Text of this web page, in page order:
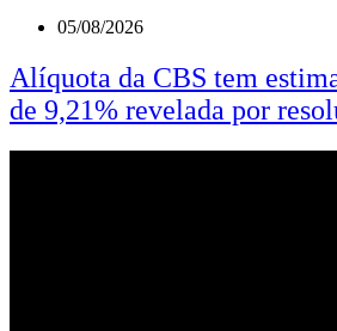
05/08/2026
Alíquota da CBS tem
de 9,21% revelada por